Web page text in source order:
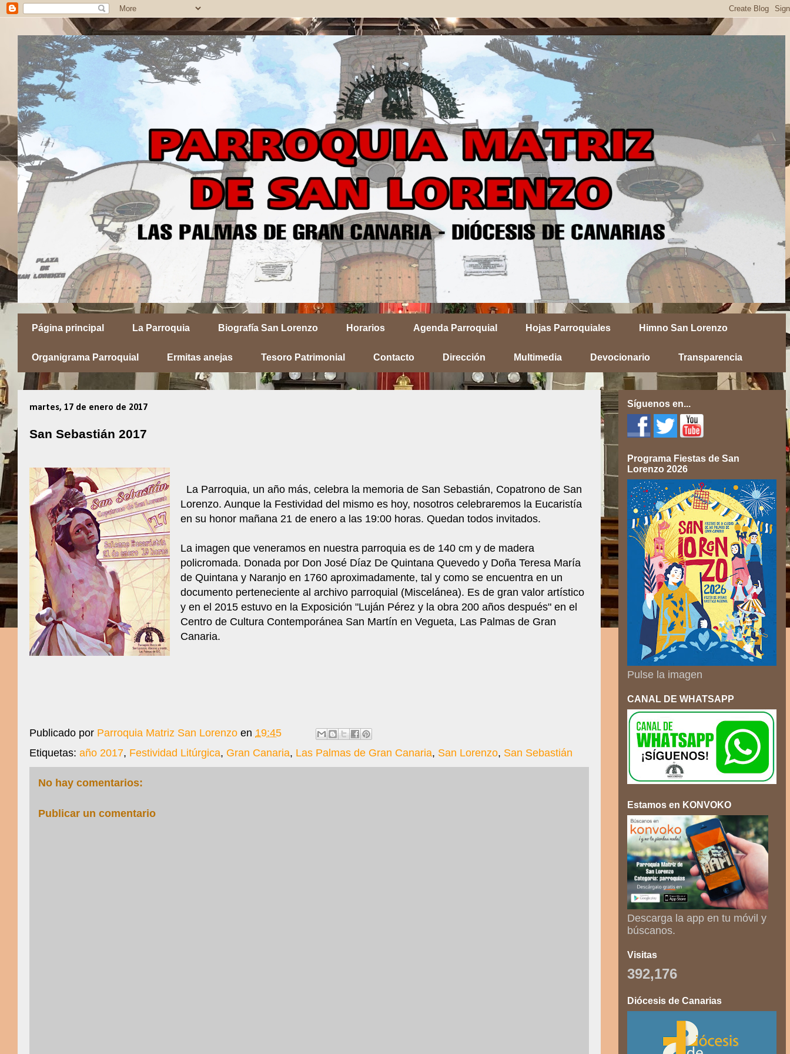
Página principal La Parroquia Biografía San Lorenzo Horarios Agenda Parroquial Hojas Parroquiales Himno San Lorenzo
Organigrama Parroquial Ermitas anejas Tesoro Patrimonial Contacto Dirección Multimedia Devocionario Transparencia
martes, 17 de enero de 2017
San Sebastián 2017
La Parroquia, un año más, celebra la memoria de San Sebastián, Copatrono de San
Lorenzo. Aunque la Festividad del mismo es hoy, nosotros celebraremos la Eucaristía
en su honor mañana 21 de enero a las 19:00 horas. Quedan todos invitados.
La imagen que veneramos en nuestra parroquia es de 140 cm y de madera
policromada. Donada por Don José Díaz De Quintana Quevedo y Doña Teresa María
de Quintana y Naranjo en 1760 aproximadamente, tal y como se encuentra en un
documento perteneciente al archivo parroquial (Miscelánea). Es de gran valor artístico
y en el 2015 estuvo en la Exposición "Luján Pérez y la obra 200 años después" en el
Centro de Cultura Contemporánea San Martín en Vegueta, Las Palmas de Gran
Canaria.
Publicado por Parroquia Matriz San Lorenzo en 19:45
Etiquetas: año 2017, Festividad Litúrgica, Gran Canaria, Las Palmas de Gran Canaria, San Lorenzo, San Sebastián
No hay comentarios:
Publicar un comentario
Síguenos en...
Programa Fiestas de San
Lorenzo 2026
Pulse la imagen
CANAL DE WHATSAPP
Estamos en KONVOKO
Descarga la app en tu móvil y
búscanos.
Visitas
392,176
Diócesis de Canarias